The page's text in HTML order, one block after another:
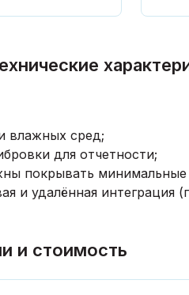
влажных сред;
для отчетности;
покрывать минимальные
и удалённая интеграция
и стоимость